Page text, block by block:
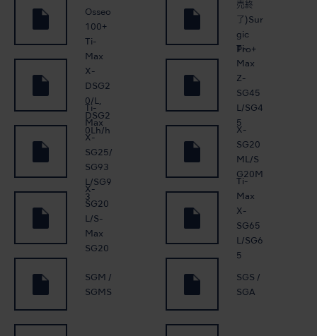
Osseo
100+
売終
了)Sur
gic
Pro+
Ti-
Max
X-
DSG2
0/L,
DSG2
0Lh/h
Ti-
Max
Z-
SG45
L/SG4
5
Ti-
Max
X-
SG25/
SG93
L/SG9
3
X-
SG20
ML/S
G20M
X-
SG20
L/S-
Max
SG20
Ti-
Max
X-
SG65
L/SG6
5
SGM /
SGMS
SGS /
SGA